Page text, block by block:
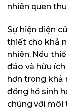
nhiên quen
Sự hiện diện
thiết cho khả
nhiên. Nếu
đáo và hữu
hơn trong khả
đồng hồ sinh
chúng với môi